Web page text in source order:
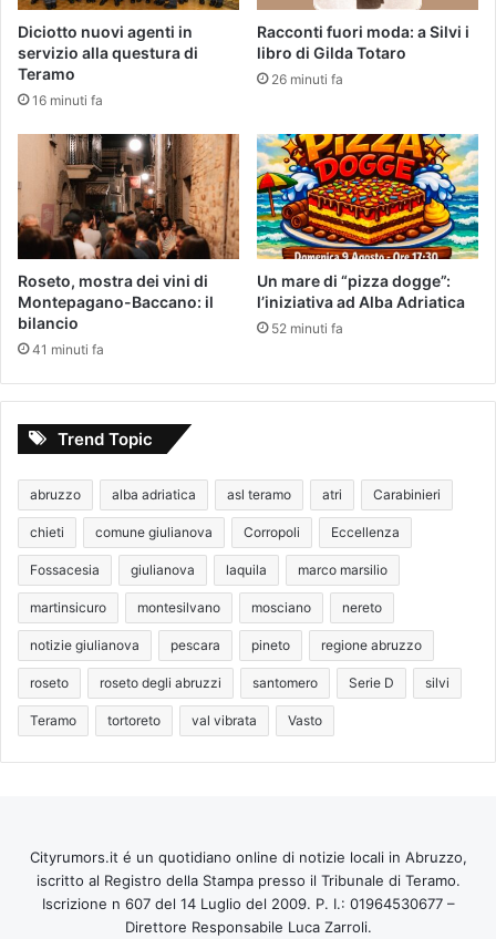
Diciotto nuovi agenti in
servizio alla questura di
Teramo
16 minuti fa
Racconti fuori moda: a Silvi i
libro di Gilda Totaro
26 minuti fa
Roseto, mostra dei vini di
Montepagano-Baccano: il
bilancio
41 minuti fa
Un mare di “pizza dogge”:
l’iniziativa ad Alba Adriatica
52 minuti fa
Trend Topic
abruzzo alba adriatica asl teramo atri Carabinieri
chieti comune giulianova Corropoli Eccellenza
Fossacesia giulianova laquila marco marsilio
martinsicuro montesilvano mosciano nereto
notizie giulianova pescara pineto regione abruzzo
roseto roseto degli abruzzi santomero Serie D silvi
Teramo tortoreto val vibrata Vasto
Cityrumors.it é un quotidiano online di notizie locali in Abruzzo,
iscritto al Registro della Stampa presso il Tribunale di Teramo.
Iscrizione n 607 del 14 Luglio del 2009. P. I.: 01964530677 –
Direttore Responsabile Luca Zarroli.